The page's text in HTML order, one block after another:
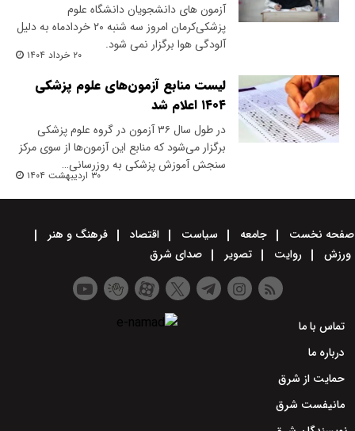
آزمون های دانشجویان دانشگاه علوم
پزشکی‌کرمان امروز سه شنبه ۲۰ خردادماه به دلیل
آلودگی هوا برگزار نمی شود.
۲۰ خرداد ۱۴۰۴
لیست منابع آزمون‌های علوم پزشکی
۱۴۰۴ اعلام شد
در طول سال ۳۶ آزمون در گروه علوم پزشکی
برگزار می‌شود که منابع این آزمون‌ها از سوی مرکز
سنجش آموزش پزشکی به روزرسانی…
۳۰ اردیبهشت ۱۴۰۴
صفحه نخست جامعه سیاست اقتصاد
فرهنگ و هنر
ورزش
روایت تصویر صدای شرق
تماس با ما
درباره ما
حمایت از شرق
مانیفست شرق